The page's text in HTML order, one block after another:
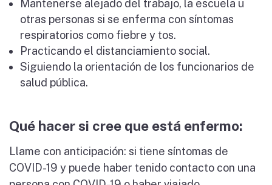
Mantenerse alejado del trabajo, la escuela u
otras personas si se enferma con síntomas
respiratorios como fiebre y tos.
Practicando el distanciamiento social.
Siguiendo la orientación de los funcionarios de
salud pública.
Qué hacer si cree que está enfermo:
Llame con anticipación: si tiene síntomas de
COVID-19 y puede haber tenido contacto con una